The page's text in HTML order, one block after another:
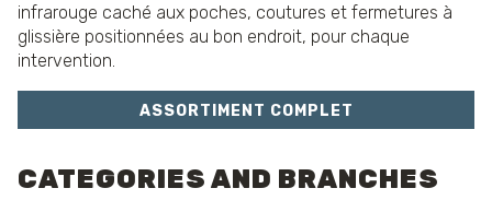
infrarouge caché aux poches, coutures et fermetures à
glissière positionnées au bon endroit, pour chaque
intervention.
ASSORTIMENT COMPLET
CATEGORIES AND BRANCHES